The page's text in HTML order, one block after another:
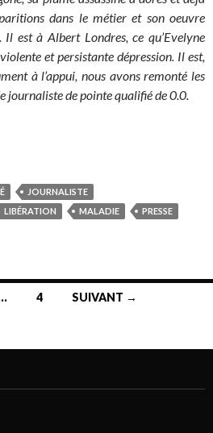
dans le métier et son oeuvre
Il est à Albert Londres, ce qu’Evelyne
et persistante dépression. Il est,
à l’appui, nous avons remonté les
journaliste de pointe qualifié de 0.0.
JOURNALISTE
LIBÉRATION MALADIE
PRESSE
4 SUIVANT →